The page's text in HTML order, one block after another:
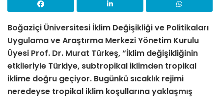
Boğaziçi Üniversitesi İklim Değişikliği ve Politikaları
Uygulama ve Araştırma Merkezi Yönetim Kurulu
Üyesi Prof. Dr. Murat Türkeş, “İklim değişikliğinin
etkileriyle Türkiye, subtropikal iklimden tropikal
iklime doğru geçiyor. Bugünkü sıcaklık rejimi
neredeyse tropikal iklim koşullarına yaklaşmış